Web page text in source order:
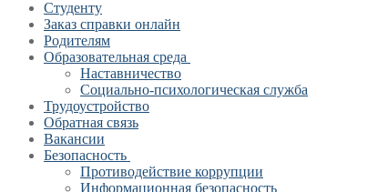
Студенту
Заказ справки онлайн
Родителям
Образовательная среда
Наставничество
Социально-психологическая служба
Трудоустройство
Обратная связь
Вакансии
Безопасность
Противодействие коррупции
Информационная безопасность